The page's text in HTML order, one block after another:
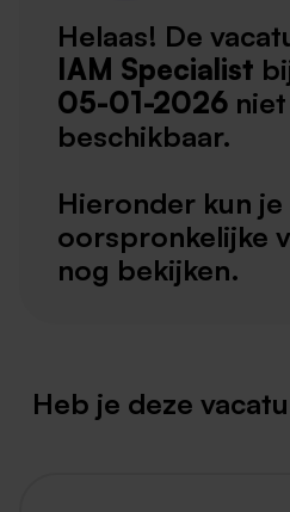
Helaas! De
IAM Specialist
05-01-2026
beschikbaar.
Hieronder kun je
oorspronkelijke
nog bekijken.
Heb je deze